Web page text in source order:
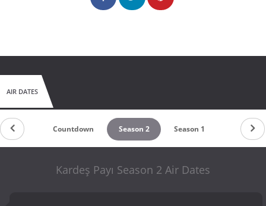
AIR DATES
Countdown Season 2 Season 1
Kardeş Payı Season 2 Air Dates